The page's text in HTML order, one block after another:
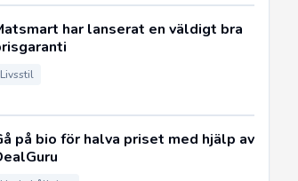
har lanserat en väldigt bra
Livsstil
på bio för halva priset med hjälp av